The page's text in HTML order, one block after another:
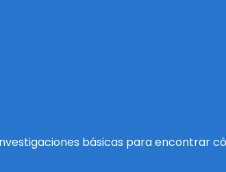
básicas para encontrar